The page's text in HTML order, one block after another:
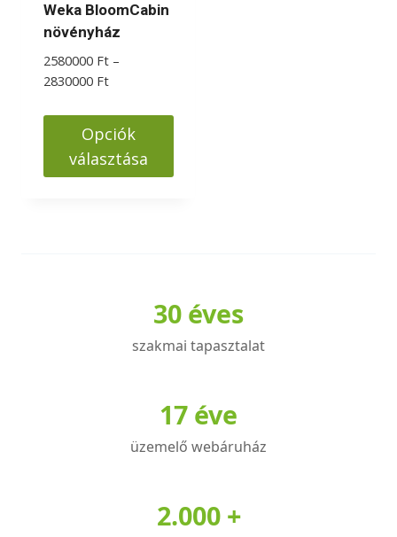
Weka BloomCabin
növényház
2580000 Ft –
2830000 FtÁrtartomány:
-
2830000 Ft
Opciók
választása
30 éves
szakmai tapasztalat
17 éve
üzemelő webáruház
2.000 +